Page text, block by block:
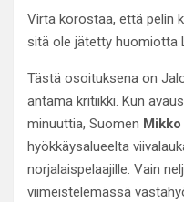
Virta korostaa, että pelin
sitä ole jätetty huomiotta
Tästä osoituksena on
antama kritiikki. Kun
minuuttia, Suomen
hyökkäysalueelta
norjalaispelaajille. Vain
viimeistelemässä